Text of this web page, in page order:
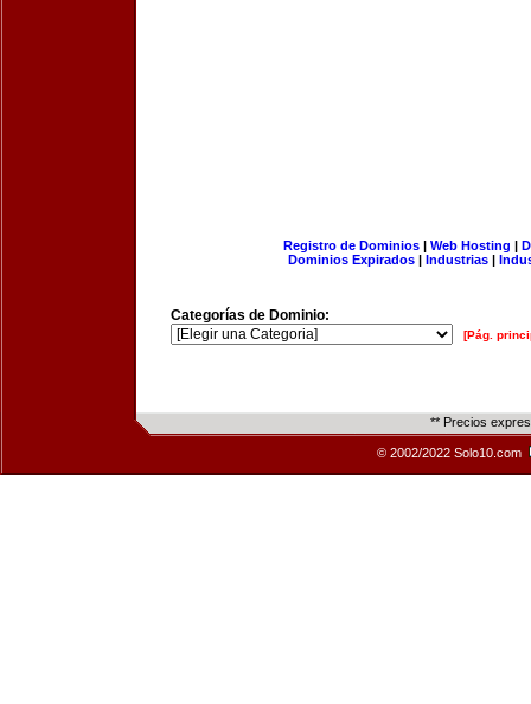
Registro de Dominios| Web Hosting |
Dominios Expirados | Industrias |
Categorías de Dominio:
[Pág.
** Precios
© 2002/2022 Solo10.com